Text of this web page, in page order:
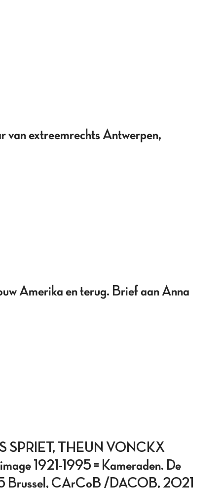
extreemrechts Antwerpen,
Amerika en terug. Brief aan Anna
SPRIET, THEUN VONCKX
1921-1995 = Kameraden. De
Brussel, CArCoB /DACOB, 2021